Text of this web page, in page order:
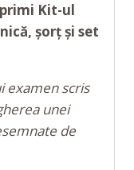
Kit-ul
șorț și set
examen scris
unei
de